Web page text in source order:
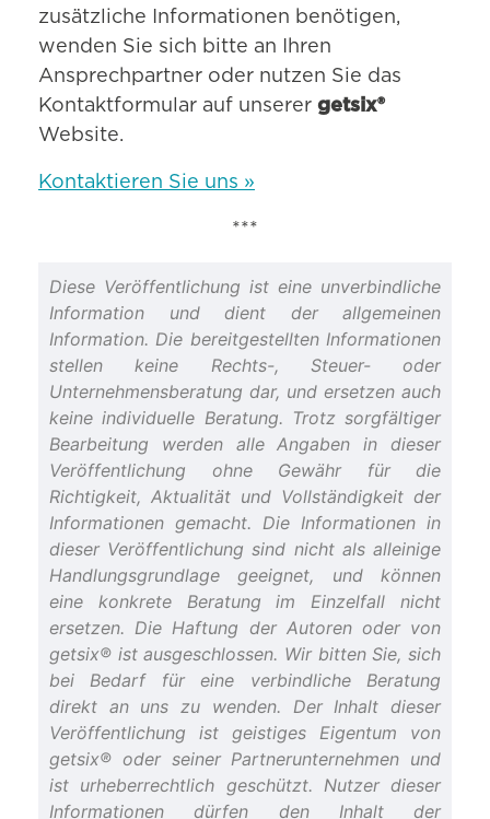
zusätzliche Informationen benötigen,
wenden Sie sich bitte an Ihren
Ansprechpartner oder nutzen Sie das
Kontaktformular auf unserer getsix®
Website.
Kontaktieren Sie uns »
***
Diese Veröffentlichung ist eine unverbindliche
Information und dient der allgemeinen
Information. Die bereitgestellten Informationen
stellen keine Rechts-, Steuer- oder
Unternehmensberatung dar, und ersetzen auch
keine individuelle Beratung. Trotz sorgfältiger
Bearbeitung werden alle Angaben in dieser
Veröffentlichung ohne Gewähr für die
Richtigkeit, Aktualität und Vollständigkeit der
Informationen gemacht. Die Informationen in
dieser Veröffentlichung sind nicht als alleinige
Handlungsgrundlage geeignet, und können
eine konkrete Beratung im Einzelfall nicht
ersetzen. Die Haftung der Autoren oder von
getsix® ist ausgeschlossen. Wir bitten Sie, sich
bei Bedarf für eine verbindliche Beratung
direkt an uns zu wenden. Der Inhalt dieser
Veröffentlichung ist geistiges Eigentum von
getsix® oder seiner Partnerunternehmen und
ist urheberrechtlich geschützt. Nutzer dieser
Informationen dürfen den Inhalt der